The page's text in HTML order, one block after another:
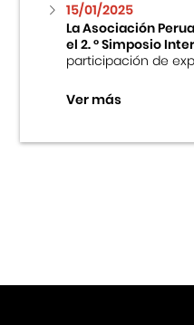
15/01/2025
La Asociación
el 2. ° Simposio
participación de
Ver más